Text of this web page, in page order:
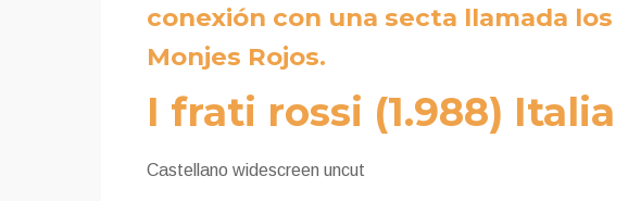
conexión con una secta llamada los
Monjes Rojos.
I frati rossi (1.988) Italia
Castellano widescreen uncut